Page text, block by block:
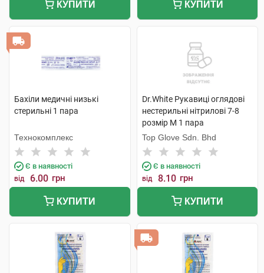
КУПИТИ КУПИТИ
Бахіли медичні низькі
стерильні 1 пара
Технокомплекс
Є в наявності
від 6.00 грн
КУПИТИ
Dr.White Рукавиці оглядові
нестерильні нітрилові 7-8
розмір M 1 пара
Top Glove Sdn. Bhd
Є в наявності
від 8.10 грн
КУПИТИ